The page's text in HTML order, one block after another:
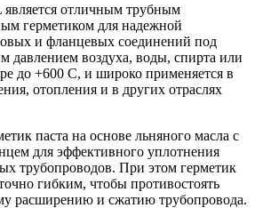
отличным трубным
герметиком для надежной
и фланцевых соединений под
давлением воздуха, воды, спирта или
до +600 С, и широко применяется в
отопления и в других отраслях
паста на основе льняного масла с
для эффективного уплотнения
трубопроводов. При этом герметик
гибким, чтобы противостоять
расширению и сжатию трубопровода.